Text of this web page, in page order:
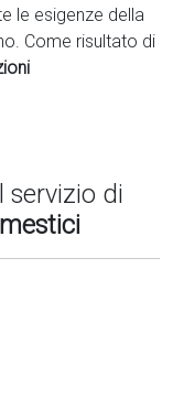
le esigenze della
Come risultato di
servizio di